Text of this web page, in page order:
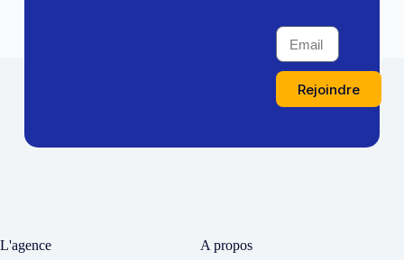
Rejoindre
L'agence A propos